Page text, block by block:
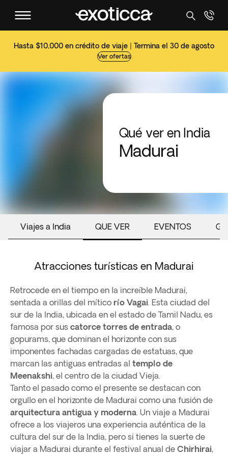
Hasta $10,000 en crédito de viaje | Termina el 30 de agosto
Ver ofertas
Qué ver en India
Madurai
Viajes a India QUE VER EVENTOS
Atracciones turísticas en Madurai
Retrocede en el tiempo en la increíble Madurai,
sentada a orillas del mítico río Vagai. Esta ciudad del
sur de la India, ubicada en el estado de Tamil Nadu, es
famosa por sus catorce torres de entrada, o
gopurams, que dominan el horizonte con sus
imponentes fachadas cargadas de estatuas, que
marcan las antiguas entradas al templo de
Meenakshi, el centro de la ciudad Vieja.
Tanto el pasado como el presente se destacan con
orgullo en el horizonte de Madurai como una fusión de
arquitectura antigua y moderna. Un viaje a Madurai
ofrece a los viajeros una experiencia auténtica de la
cultura del sur de la India, pero si tienes la suerte de
viajar a Madurai durante el festival anual de Chirhirai,